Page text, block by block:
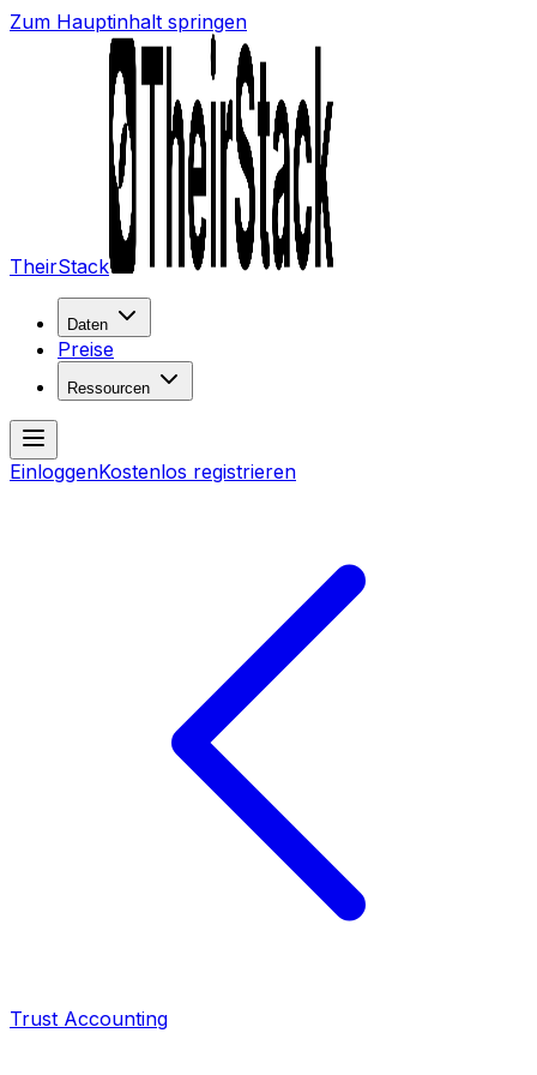
Zum Hauptinhalt springen
TheirStack
Daten
Preise
Ressourcen
EinloggenKostenlos registrieren
Trust Accounting